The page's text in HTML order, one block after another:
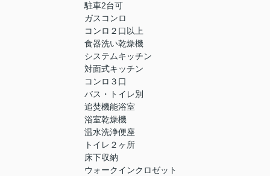
駐車2台可
ガスコンロ
コンロ２口以上
食器洗い乾燥機
システムキッチン
対面式キッチン
コンロ３口
バス・トイレ別
追焚機能浴室
浴室乾燥機
温水洗浄便座
トイレ２ヶ所
床下収納
ウォークインクロゼット